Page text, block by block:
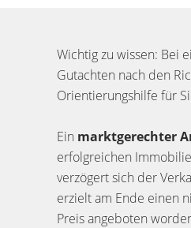
Wichtig zu wissen: Bei
Gutachten nach den
Orientierungshilfe für
Ein marktgerechter
erfolgreichen
verzögert sich der
erzielt am Ende einen
Preis angeboten